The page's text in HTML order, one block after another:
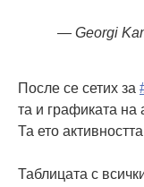
— Georgi
После се сетих за
та и графиката на
Та ето
Таблицата с